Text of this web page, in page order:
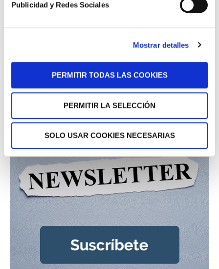
Publicidad y Redes Sociales
Mostrar detalles
PERMITIR TODAS LAS COOKIES
PERMITIR LA SELECCIÓN
SOLO USAR COOKIES NECESARIAS